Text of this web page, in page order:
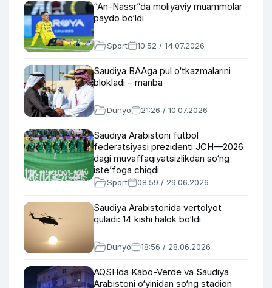
“An-Nassr”da moliyaviy muammolar
paydo bo‘ldi
Sport 10:52 / 14.07.2026
Saudiya BAAga pul o‘tkazmalarini
blokladi – manba
Dunyo 21:26 / 10.07.2026
Saudiya Arabistoni futbol
federatsiyasi prezidenti JCH—2026
dagi muvaffaqiyatsizlikdan so‘ng
iste’foga chiqdi
Sport 08:59 / 29.06.2026
Saudiya Arabistonida vertolyot
quladi: 14 kishi halok bo‘ldi
Dunyo 18:56 / 28.06.2026
AQSHda Kabo-Verde va Saudiya
Arabistoni o‘yinidan so‘ng stadion